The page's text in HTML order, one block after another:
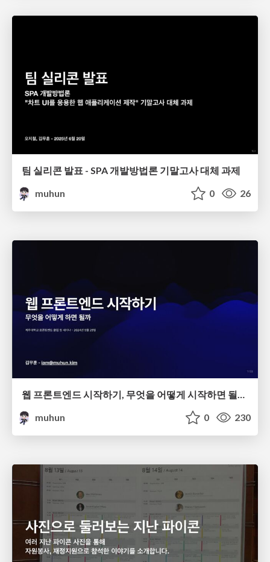
팀 실리콘 발표 - SPA 개발방법론 기말고사 대체 과제
muhun
0 26
웹 프론트엔드 시작하기, 무엇을 어떻게 시작하면 될까?
muhun
0 230